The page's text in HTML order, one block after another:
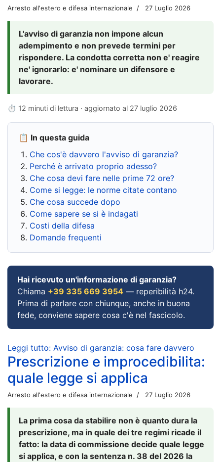
Arresto all'estero e difesa internazionale 27 Luglio 2026
L'avviso di garanzia non impone alcun
adempimento e non prevede termini per
rispondere. La condotta corretta non e' reagire
ne' ignorarlo: e' nominare un difensore e
lavorare.
⏱ 12 minuti di lettura · aggiornato al 27 luglio 2026
📋 In questa guida
Che cos'è davvero l'avviso di garanzia?
Perché è arrivato proprio adesso?
Che cosa devi fare nelle prime 72 ore?
Come si legge: le norme citate contano
Che cosa succede dopo
Come sapere se si è indagati
Costi della difesa
Domande frequenti
Hai ricevuto un'informazione di garanzia?
Chiama +39 335 669 3954 — reperibilità h24.
Prima di parlare con chiunque, anche in buona
fede, conviene sapere cosa c'è nel fascicolo.
Leggi tutto: Avviso di garanzia: cosa fare davvero
Prescrizione e improcedibilita:
quale legge si applica
Arresto all'estero e difesa internazionale 27 Luglio 2026
La prima cosa da stabilire non è quanto dura la
prescrizione, ma in quale dei tre regimi ricade il
fatto: la data di commissione decide quale legge
si applica, e con la sentenza n. 38 del 2026 la